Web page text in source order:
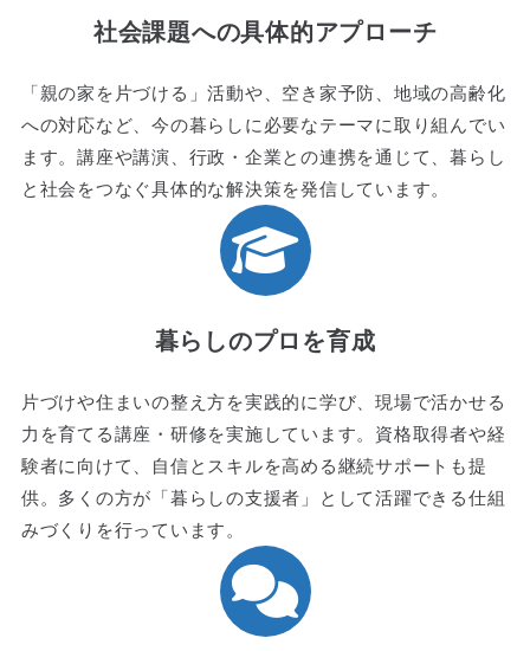
社会課題への具体的アプローチ
「親の家を片づける」活動や、空き家予防、地域の高齢化
への対応など、今の暮らしに必要なテーマに取り組んでい
ます。講座や講演、行政・企業との連携を通じて、暮らし
と社会をつなぐ具体的な解決策を発信しています。
暮らしのプロを育成
片づけや住まいの整え方を実践的に学び、現場で活かせる
力を育てる講座・研修を実施しています。資格取得者や経
験者に向けて、自信とスキルを高める継続サポートも提
供。多くの方が「暮らしの支援者」として活躍できる仕組
みづくりを行っています。